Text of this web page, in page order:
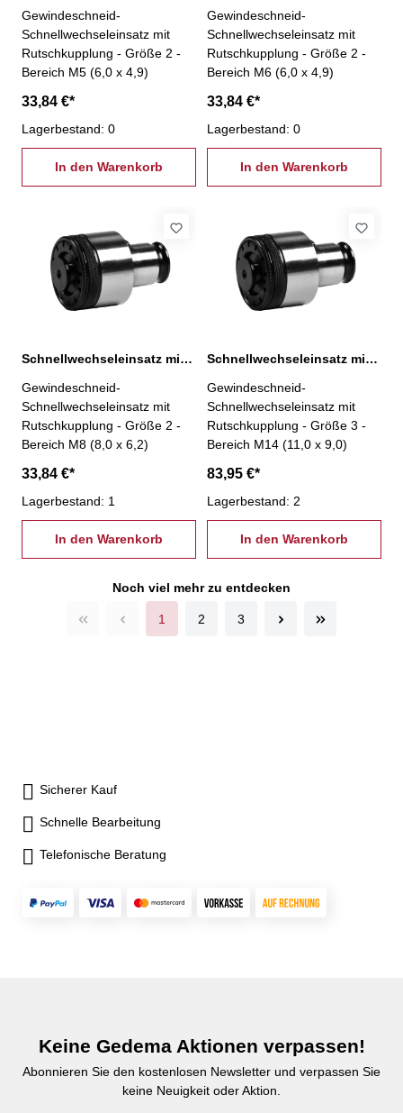
Gewindeschneid-
Schnellwechseleinsatz mit
Rutschkupplung - Größe 2 -
Bereich M5 (6,0 x 4,9)
33,84 €*
Lagerbestand: 0
In den Warenkorb
Gewindeschneid-
Schnellwechseleinsatz mit
Rutschkupplung - Größe 2 -
Bereich M6 (6,0 x 4,9)
33,84 €*
Lagerbestand: 0
In den Warenkorb
Schnellwechseleinsatz mit Rutschkupplung, 2-M8
Gewindeschneid-
Schnellwechseleinsatz mit
Rutschkupplung - Größe 2 -
Bereich M8 (8,0 x 6,2)
33,84 €*
Lagerbestand: 1
In den Warenkorb
Schnellwechseleinsatz mit Rutschkupplung, 3-M14
Gewindeschneid-
Schnellwechseleinsatz mit
Rutschkupplung - Größe 3 -
Bereich M14 (11,0 x 9,0)
83,95 €*
Lagerbestand: 2
In den Warenkorb
Noch viel mehr zu entdecken
1 2 3
Sicherer Kauf
Schnelle Bearbeitung
Telefonische Beratung
Keine Gedema Aktionen verpassen!
Abonnieren Sie den kostenlosen Newsletter und verpassen Sie
keine Neuigkeit oder Aktion.